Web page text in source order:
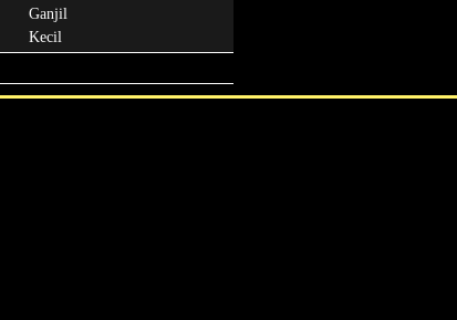
Ganjil
Kecil